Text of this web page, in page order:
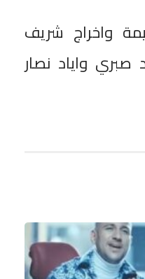
واخراج شريف
واياد نصار